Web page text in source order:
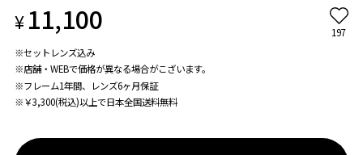
¥11,100 197
※セットレンズ込み
※店舗・WEBで価格が異なる場合がこざいます。
※フレーム1年間、レンズ6ヶ月保証
※￥3,300(税込)以上で日本全国送料無料